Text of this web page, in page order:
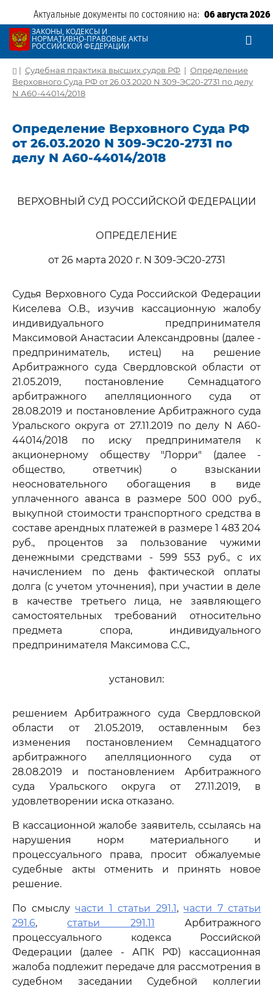
Актуальные документы по состоянию на: 06 августа 2026
ЗАКОНЫ, КОДЕКСЫ И
НОРМАТИВНО-ПРАВОВЫЕ АКТЫ
РОССИЙСКОЙ ФЕДЕРАЦИИ
| Судебная практика высших судов РФ | Определение
Верховного Суда РФ от 26.03.2020 N 309-ЭС20-2731 по делу
N А60-44014/2018
Определение Верховного Суда РФ
от 26.03.2020 N 309-ЭС20-2731 по
делу N А60-44014/2018
ВЕРХОВНЫЙ СУД РОССИЙСКОЙ ФЕДЕРАЦИИ
ОПРЕДЕЛЕНИЕ
от 26 марта 2020 г. N 309-ЭС20-2731
Судья Верховного Суда Российской Федерации
Киселева О.В., изучив кассационную жалобу
индивидуального предпринимателя
Максимовой Анастасии Александровны (далее -
предприниматель, истец) на решение
Арбитражного суда Свердловской области от
21.05.2019, постановление Семнадцатого
арбитражного апелляционного суда от
28.08.2019 и постановление Арбитражного суда
Уральского округа от 27.11.2019 по делу N А60-
44014/2018 по иску предпринимателя к
акционерному обществу "Лорри" (далее -
общество, ответчик) о взыскании
неосновательного обогащения в виде
уплаченного аванса в размере 500 000 руб.,
выкупной стоимости транспортного средства в
составе арендных платежей в размере 1 483 204
руб., процентов за пользование чужими
денежными средствами - 599 553 руб., с их
начислением по день фактической оплаты
долга (с учетом уточнения), при участии в деле
в качестве третьего лица, не заявляющего
самостоятельных требований относительно
предмета спора, индивидуального
предпринимателя Максимова С.С.,
установил:
решением Арбитражного суда Свердловской
области от 21.05.2019, оставленным без
изменения постановлением Семнадцатого
арбитражного апелляционного суда от
28.08.2019 и постановлением Арбитражного
суда Уральского округа от 27.11.2019, в
удовлетворении иска отказано.
В кассационной жалобе заявитель, ссылаясь на
нарушения норм материального и
процессуального права, просит обжалуемые
судебные акты отменить и принять новое
решение.
По смыслу части 1 статьи 291.1, части 7 статьи
291.6,статьи 291.11 Арбитражного
процессуального кодекса Российской
Федерации (далее - АПК РФ) кассационная
жалоба подлежит передаче для рассмотрения в
судебном заседании Судебной коллегии